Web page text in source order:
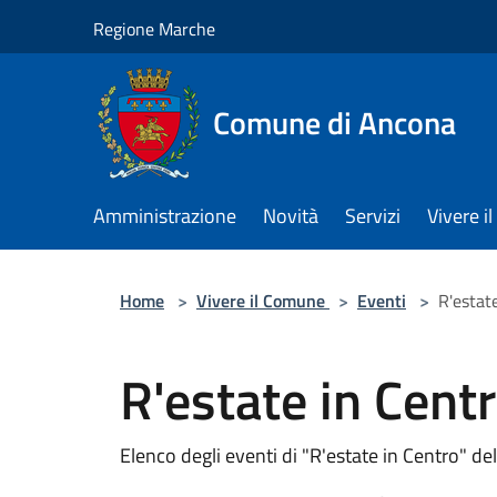
Regione Marche
Comune di Ancona
Amministrazione Novità Servizi Vivere
Home > Vivere il Comune > Eventi >
R'estate in
Elenco degli eventi di "R'estate in Centro"